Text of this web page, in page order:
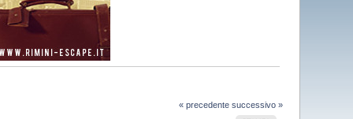
« precedente successivo »